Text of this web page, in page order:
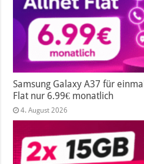
Samsung Galaxy A37 für
Flat nur 6.99€ monatlich
4. August 2026